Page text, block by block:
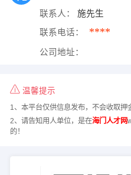
联系人： 施先生
联系电话： ****
公司地址：
温馨提示
1、本平台仅供信息发布，不会收取押
2、请告知用人单位，是在海门人才网
的！